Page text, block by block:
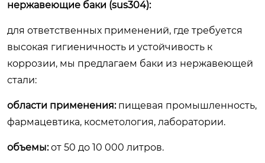
нержавеющие баки (sus304):
для ответственных применений, где требуется
высокая гигиеничность и устойчивость к
коррозии, мы предлагаем баки из нержавеющей
стали:
области применения:пищевая промышленность,
фармацевтика, косметология, лаборатории.
объемы:от 50 до 10 000 литров.